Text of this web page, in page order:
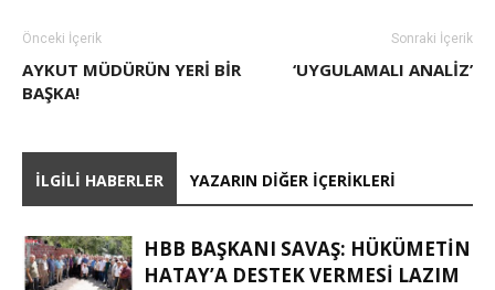
Önceki İçerik
AYKUT MÜDÜRÜN YERI BIR
BAŞKA!
Sonraki İçerik
‘UYGULAMALI ANALIZ’
İLGILI HABERLER YAZARIN DIĞER İÇERIKLERI
HBB BAŞKANI SAVAŞ: HÜKÜMETİN
HATAY’A DESTEK VERMESİ LAZIM